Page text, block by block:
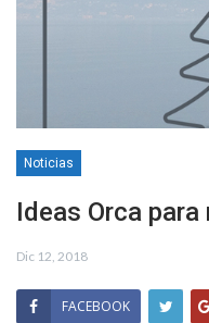
Noticias
Ideas Orca
Dic 12, 2018
FACEBOOK